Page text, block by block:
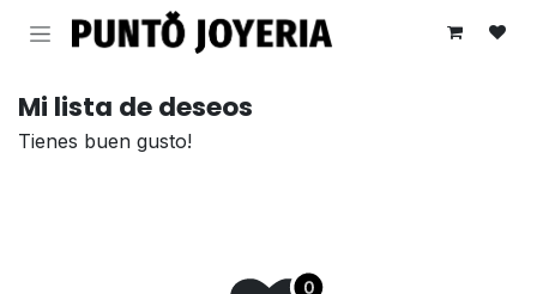
Mi lista de deseos
Tienes buen gusto!